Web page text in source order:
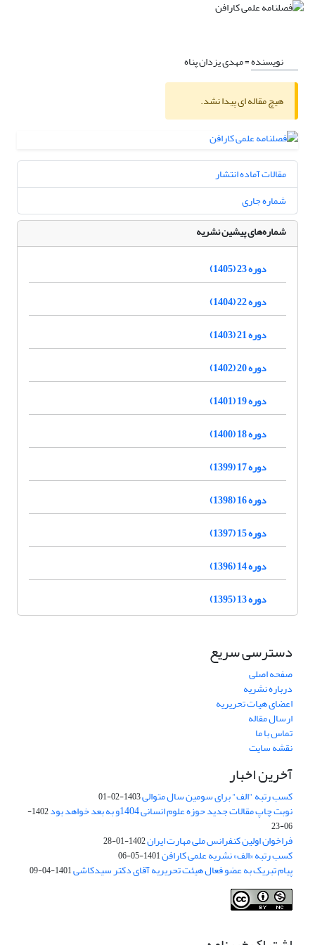
نویسنده =مهدی یزدان پناه
هیچ مقاله ای پیدا نشد.
مقالات آماده انتشار
شماره جاری
شماره‌های پیشین نشریه
دوره 23 (1405)
دوره 22 (1404)
دوره 21 (1403)
دوره 20 (1402)
دوره 19 (1401)
دوره 18 (1400)
دوره 17 (1399)
دوره 16 (1398)
دوره 15 (1397)
دوره 14 (1396)
دوره 13 (1395)
دسترسی سریع
صفحه اصلی
درباره نشریه
اعضای هیات تحریریه
ارسال مقاله
تماس با ما
نقشه سایت
آخرین اخبار
کسب رتبه "الف" برای سومین سال متوالی1403-02-01
نوبت چاپ مقالات جدید حوزه علوم انسانی 1404و به بعد خواهد بود
1402-
06-23
فراخوان اولین کنفرانس ملی مهارت ایران1402-01-28
کسب رتبه «الف» نشریه علمی کارافن1401-05-06
پیام تبریک به عضو فعال هیئت تحریریه آقای دکتر سیدکاشی1401-04-09